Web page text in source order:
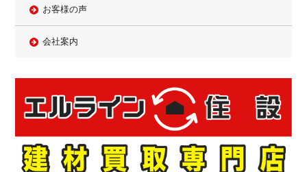
お客様の声
会社案内